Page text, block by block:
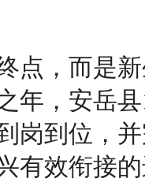
，而是新
年，安岳
岗到位，
有效衔接